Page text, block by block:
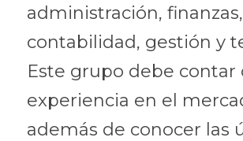
administración, finanzas,
contabilidad, gestión y
Este grupo debe contar
experiencia en el
además de conocer las